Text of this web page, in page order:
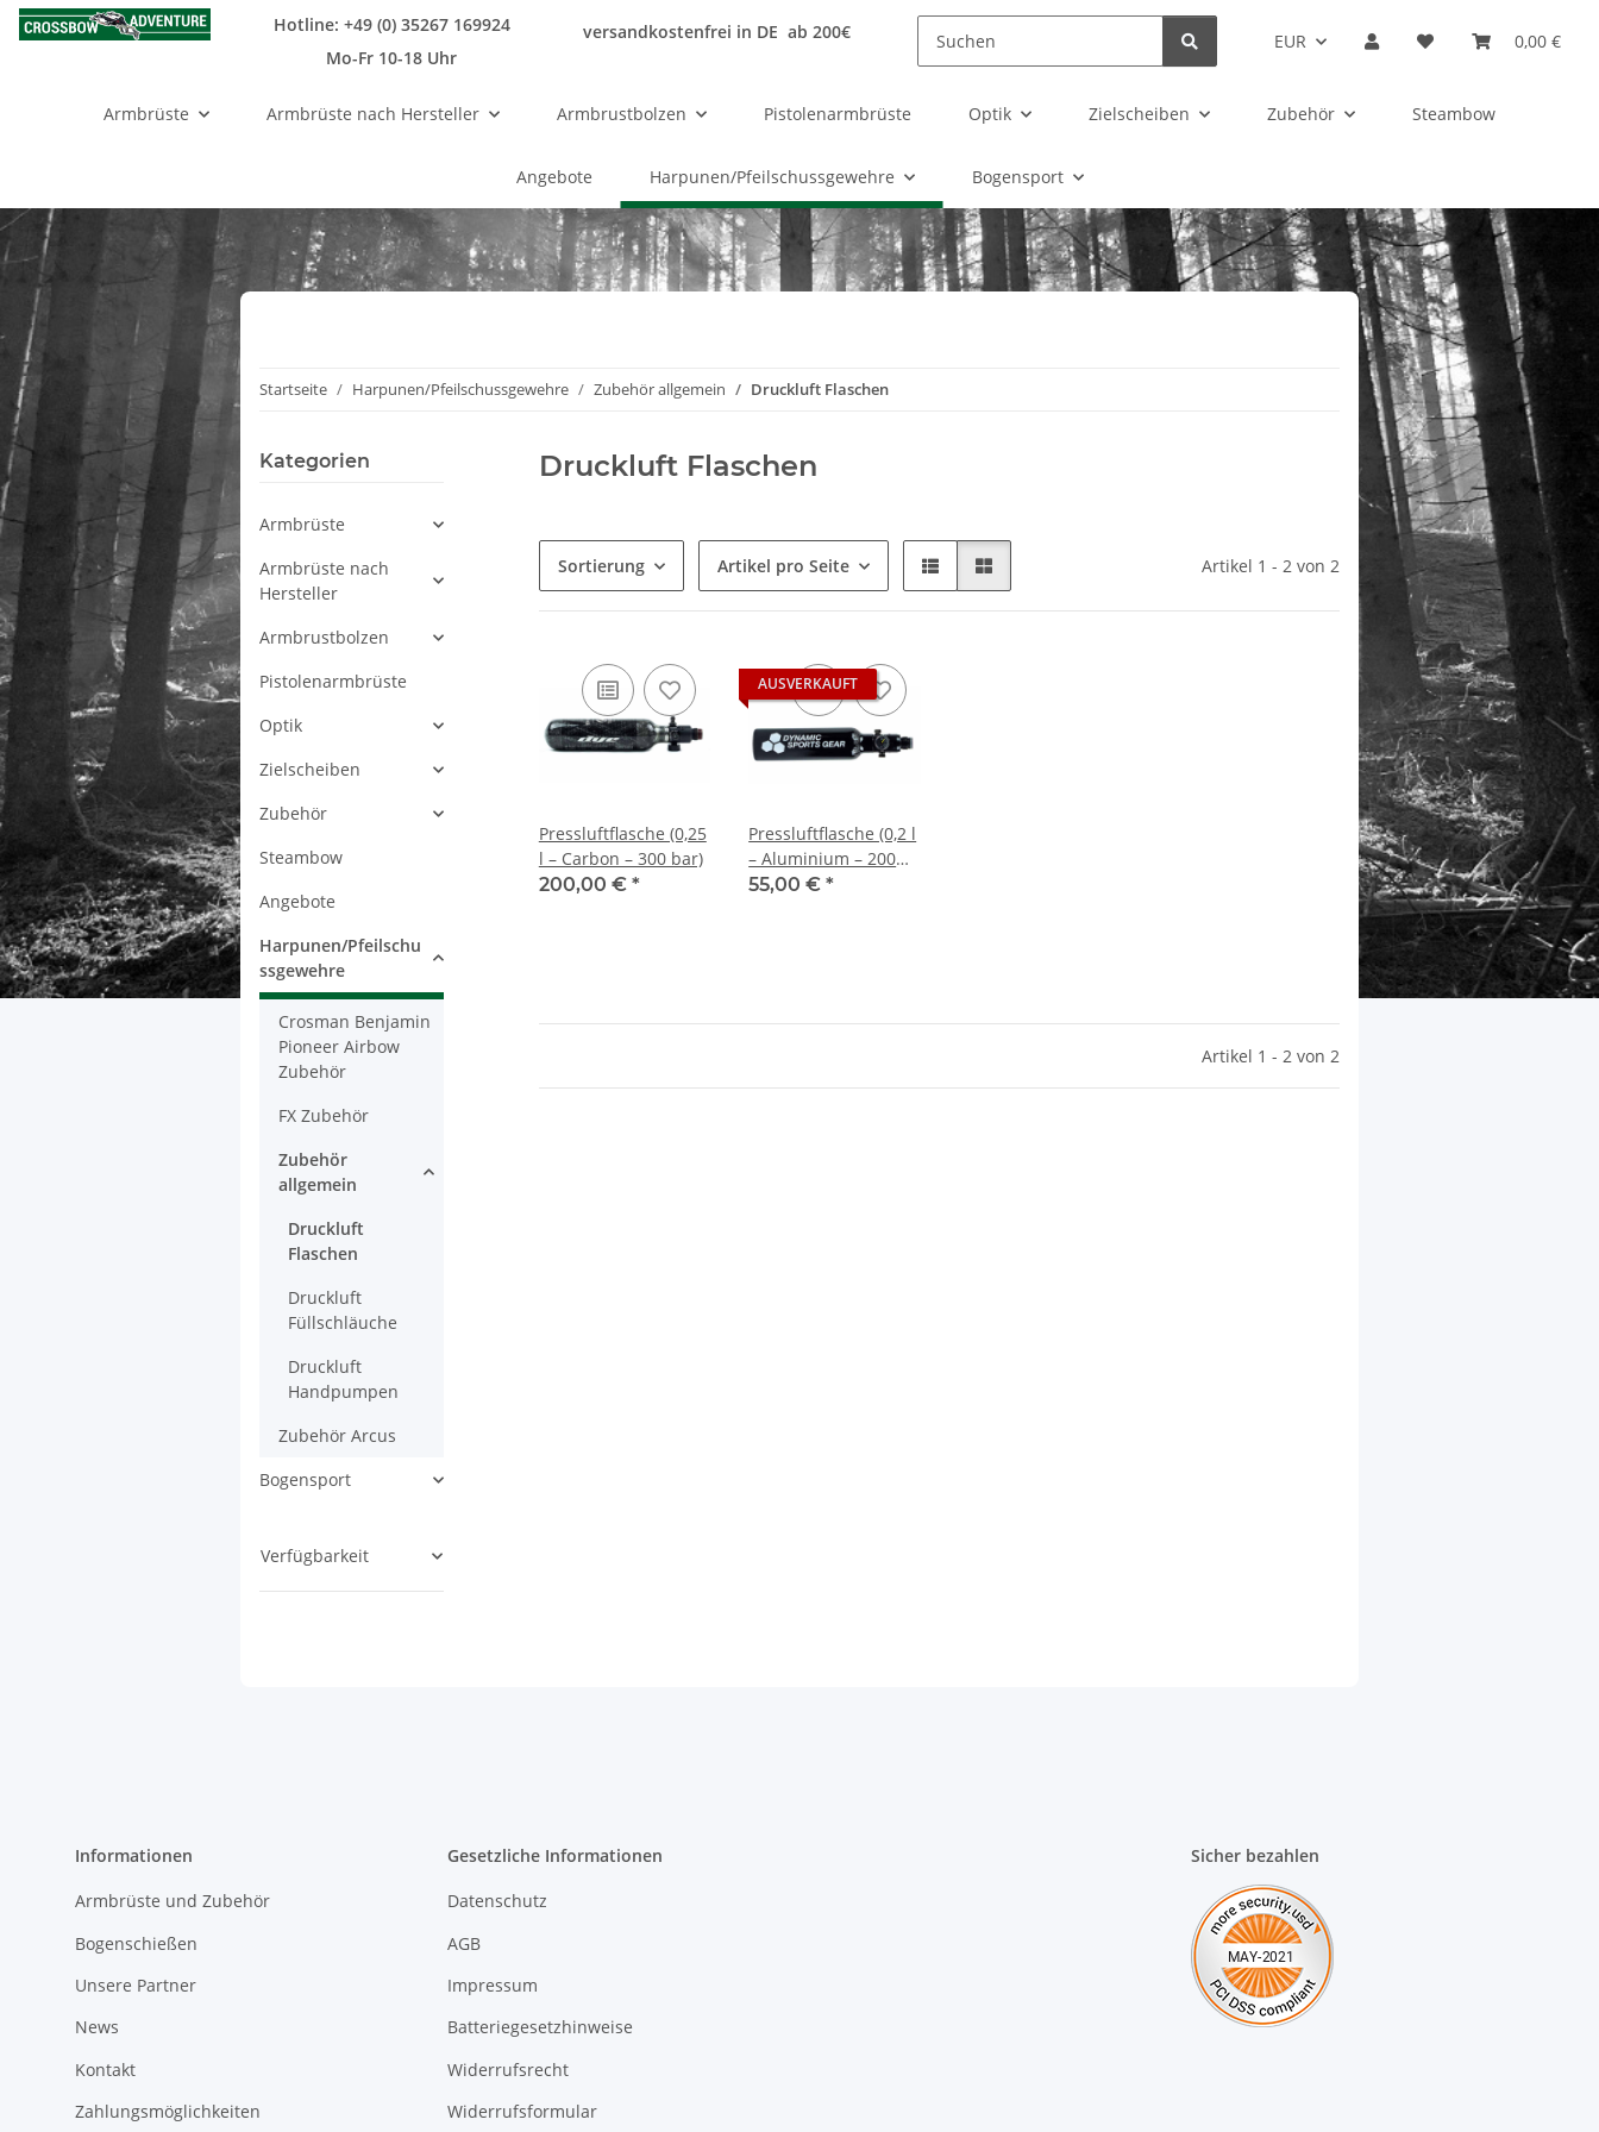
Hotline: +49 (0) 35267 169924
Mo-Fr 10-18 Uhr
versandkostenfrei in DE ab 200€ EUR 0,00 €
Armbrüste Armbrüste nach Hersteller Armbrustbolzen Pistolenarmbrüste Optik Zielscheiben Zubehör Steambow
Angebote Harpunen/Pfeilschussgewehre Bogensport
Startseite Harpunen/Pfeilschussgewehre Zubehör allgemein Druckluft Flaschen
Druckluft Flaschen
Sortierung Artikel pro Seite Artikel 1 - 2 von 2
Pressluftflasche (0,25
l – Carbon – 300 bar)
200,00 € *
AUSVERKAUFT
Pressluftflasche (0,2 l
– Aluminium – 200
bar)
55,00 €*
Artikel 1 - 2 von 2
Kategorien
Armbrüste
Armbrüste nach
Hersteller
Armbrustbolzen
Pistolenarmbrüste
Optik
Zielscheiben
Zubehör
Steambow
Angebote
Harpunen/Pfeilschu
ssgewehre
Crosman Benjamin
Pioneer Airbow
Zubehör
FX Zubehör
Zubehör
allgemein
Druckluft
Flaschen
Druckluft
Füllschläuche
Druckluft
Handpumpen
Zubehör Arcus
Bogensport
Verfügbarkeit
Informationen
Armbrüste und Zubehör
Bogenschießen
Unsere Partner
News
Kontakt
Zahlungsmöglichkeiten
Gesetzliche Informationen
Datenschutz
AGB
Impressum
Batteriegesetzhinweise
Widerrufsrecht
Widerrufsformular
Sicher bezahlen